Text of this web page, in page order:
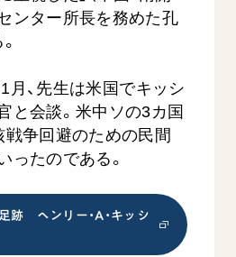
ンター所長を務めた孔
1月、先生は米国でキッシ
と会談。米中ソの3カ国
戦争回避のための民間
ったのである。
跡 ヘンリー・A・キッシ